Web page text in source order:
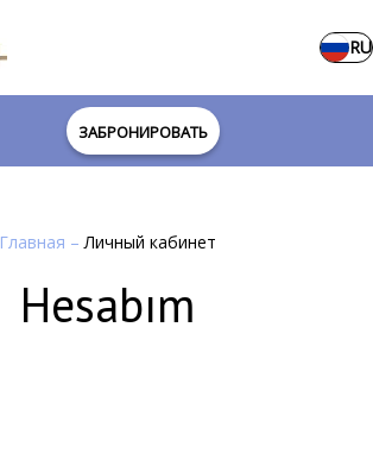
RU
ЗАБРОНИРОВАТЬ
Главная –Личный кабинет
Hesabım